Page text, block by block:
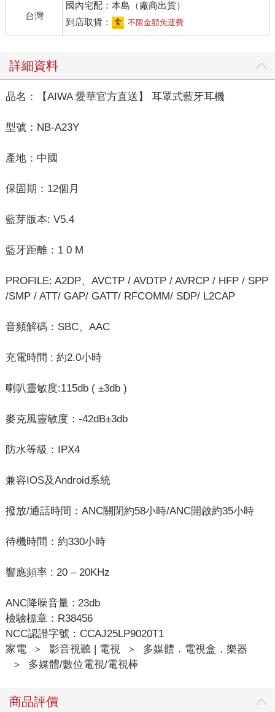
台灣
國內宅配：本島（廠商出貨）
到店取貨：
不限金額免運費
詳細資料
品名：【AIWA 愛華官方直送】 耳罩式藍牙耳機
型號：NB-A23Y
產地：中國
保固期：12個月
藍芽版本: V5.4
藍牙距離：1 0 M
PROFILE: A2DP、AVCTP / AVDTP / AVRCP / HFP / SPP
/SMP / ATT/ GAP/ GATT/ RFCOMM/ SDP/ L2CAP
音頻解碼：SBC、AAC
充電時間 : 約2.0小時
喇叭靈敏度:115db ( ±3db )
麥克風靈敏度：-42dB±3db
防水等級：IPX4
兼容IOS及Android系統
撥放/通話時間：ANC關閉約58小時/ANC開啟約35小時
待機時間：約330小時
響應頻率 : 20 – 20KHz
ANC降噪音量 : 23db
檢驗標章：R38456
NCC認證字號：CCAJ25LP9020T1
家電
＞ 影音視聽 | 電視 ＞
多媒體．電視盒．樂器
＞
多媒體/數位電視/電視棒
商品評價